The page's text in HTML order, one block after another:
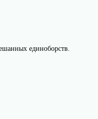
единоборств.